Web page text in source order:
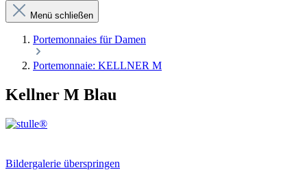
Menü schließen
Portemonnaies für Damen
Portemonnaie: KELLNER M
Kellner M Blau
Bildergalerie überspringen